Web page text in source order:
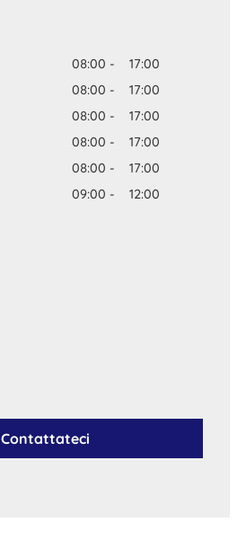
08:00 -
17:00
08:00 -
17:00
08:00 -
17:00
08:00 -
17:00
08:00 -
17:00
09:00 - 12:00
Contattateci